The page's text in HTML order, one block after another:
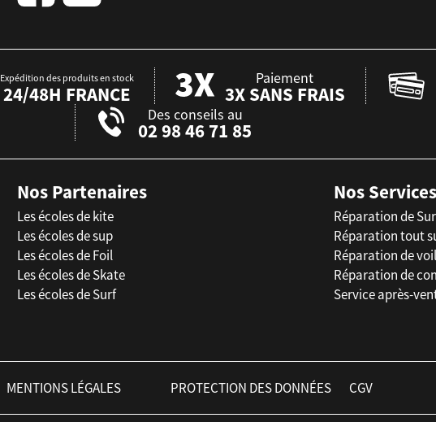
Expédition des produits en stock
24/48H FRANCE
Paiement
3X SANS FRAIS
Des conseils au
02 98 46 71 85
Nos Partenaires
Les écoles de kite
Les écoles de sup
Les écoles de Foil
Les écoles de Skate
Les écoles de Surf
Nos Services
Réparation de
Réparation tout
Réparation de
Réparation de
Service après-
MENTIONS LÉGALES PROTECTION DES DONNÉES CGV